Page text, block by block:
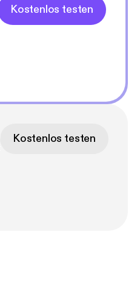
Kostenlos testen
Kostenlos testen